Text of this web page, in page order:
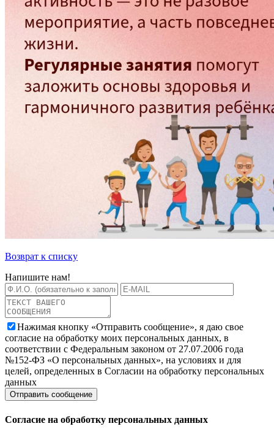
Возврат к списку
Напишите нам!
Нажимая кнопку «Отправить сообщение», я даю свое
согласие на обработку моих персональных данных, в
соответствии с Федеральным законом от 27.07.2006 года
№152-ФЗ «О персональных данных», на условиях и для
целей, определенных в Согласии на обработку персональных
данных
Согласие на обработку персональных данных